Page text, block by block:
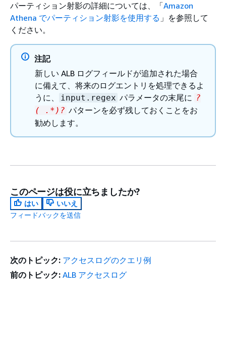
パーティション射影の詳細については、「Amazon
Athena でパーティション射影を使用する 」を参照して
ください。
注記
新しい ALB ログフィールドが追加された場合
に備えて、将来のログエントリを処理できるよ
うに、
input.regex パラメータの末尾に ?
( .*)? パターンを必ず残しておくことをお
勧めします。
このページは役に立ちましたか?
はい
いいえ
フィードバックを送信
次のトピック: アクセスログのクエリ例
前のトピック: ALB アクセスログ